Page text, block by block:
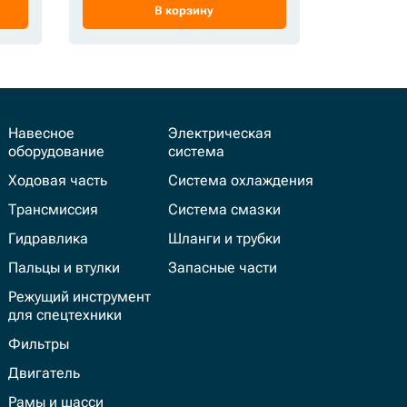
В корзину
Навесное
оборудование
Ходовая часть
Трансмиссия
Гидравлика
Пальцы и втулки
Режущий инструмент
для спецтехники
Фильтры
Двигатель
Рамы и шасси
Электрическая
система
Система охлаждения
Система смазки
Шланги и трубки
Запасные части